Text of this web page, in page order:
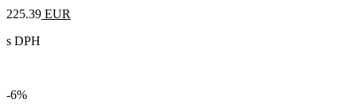
225.39 EUR
s DPH
-6%